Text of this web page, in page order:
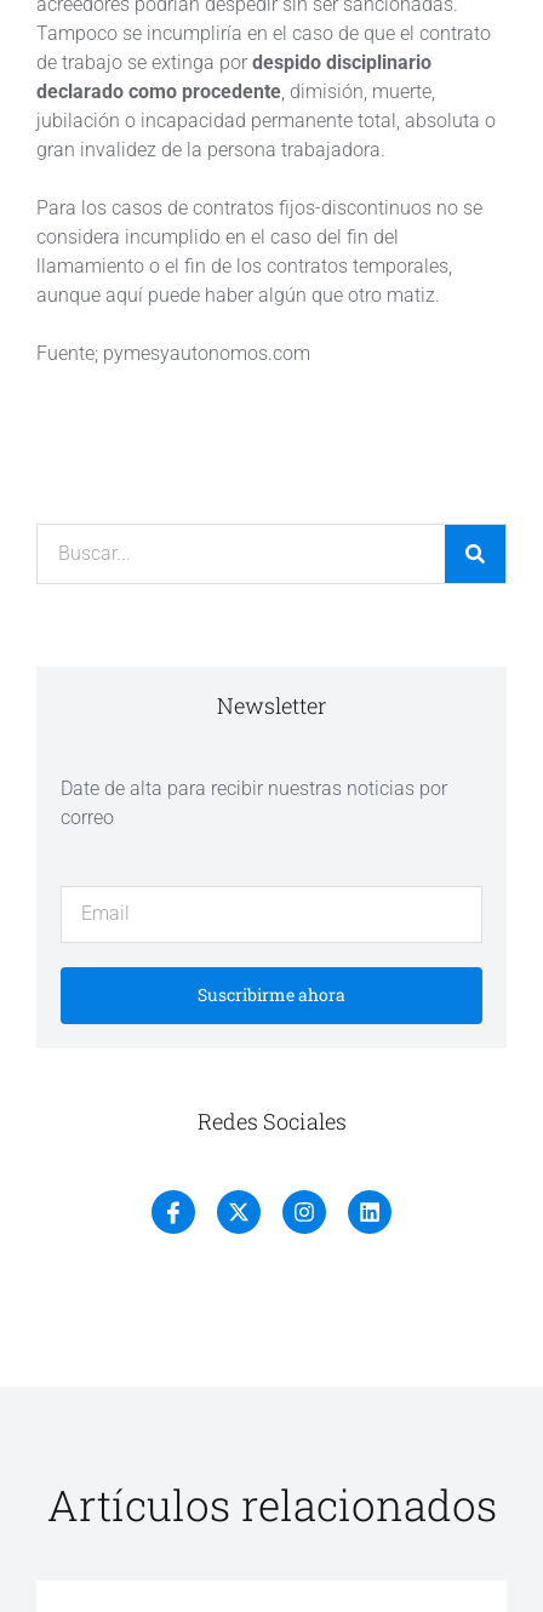
Tampoco se incumpliría en el caso de que el contrato
de trabajo se extinga por despido disciplinario
declarado como procedente , dimisión, muerte,
jubilación o incapacidad permanente total, absoluta o
gran invalidez de la persona trabajadora.
Para los casos de contratos fijos-discontinuos no se
considera incumplido en el caso del fin del
llamamiento o el fin de los contratos temporales,
aunque aquí puede haber algún que otro matiz.
Fuente; pymesyautonomos.com
Newsletter
Date de alta para recibir nuestras noticias por
correo
Suscribirme ahora
Redes Sociales
Artículos relacionados